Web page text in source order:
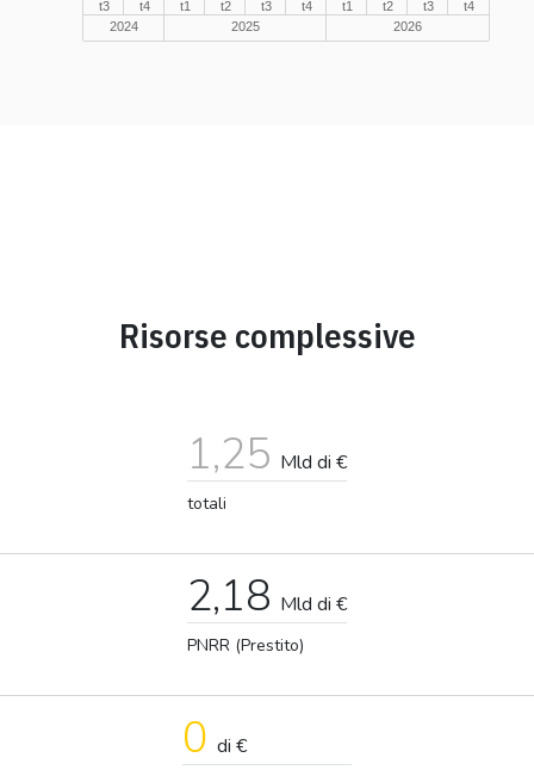
t3
2024
t4
t1
2025
t2 t3 t4
t1
2026
t2 t3 t4
Risorse complessive
1,25 Mld di €
totali
2,18 Mld di €
PNRR (Prestito)
0 di €